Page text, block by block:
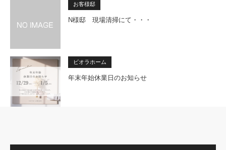
お客様邸
N様邸 現場清掃にて・・・
ビオラホーム
年末年始休業日のお知らせ